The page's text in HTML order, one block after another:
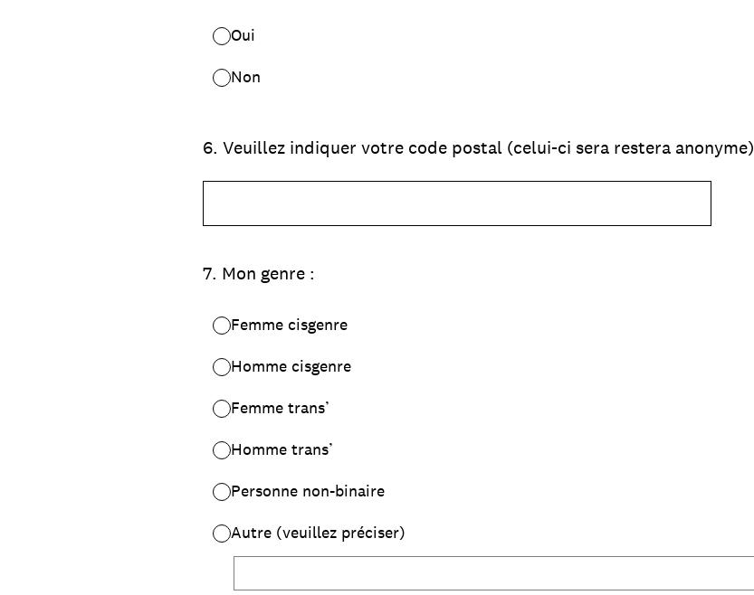
Oui
Non
6. Veuillez indiquer votre code postal (celui-ci sera restera anonyme)
7. Mon genre :
Femme cisgenre
Homme cisgenre
Femme trans’
Homme trans’
Personne non-binaire
Autre (veuillez préciser)